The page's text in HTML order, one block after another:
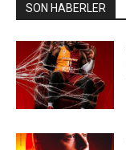
SON HABERLER